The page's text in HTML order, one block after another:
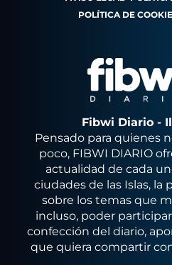
POLÍTICA DE
Fibwi Diario -
Pensado para quienes
poco, FIBWI DIARIO
actualidad de cada
ciudades de las Islas, la
sobre los temas que
incluso, poder
confección del diario,
que quiera compartir